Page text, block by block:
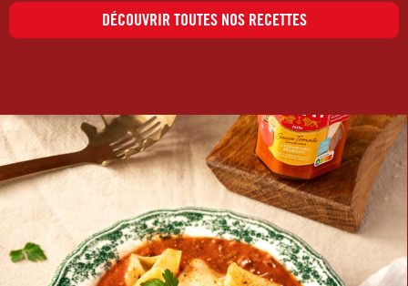
DÉCOUVRIR TOUTES NOS RECETTES